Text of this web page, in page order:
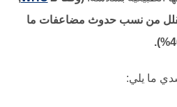
تقلل من نسب حدوث مضاعفات ما
ما يلي: